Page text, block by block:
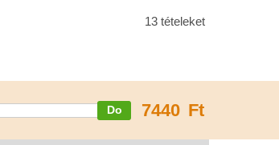
13 tételeket
7440 Ft